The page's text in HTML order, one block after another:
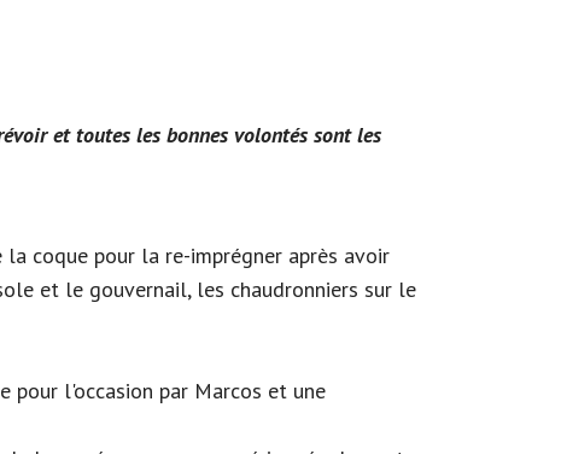
et toutes les bonnes volontés sont les
coque pour la re-imprégner après avoir
et le gouvernail, les chaudronniers sur le
pour l'occasion par Marcos et une